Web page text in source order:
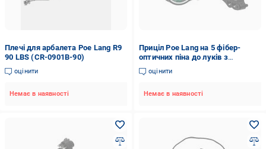
Плечі для арбалета Poe Lang R9
90 LBS (CR-0901B-90)
оцінити
Немає в наявності
Приціл Poe Lang на 5 фібер-
оптичних піна до луків з
підсвіткою (B30013B1)
оцінити
Немає в наявності